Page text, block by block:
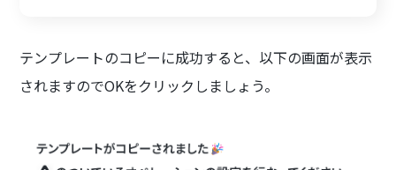
テンプレートのコピーに成功すると、以下の画面が表示
されますのでOKをクリックしましょう。